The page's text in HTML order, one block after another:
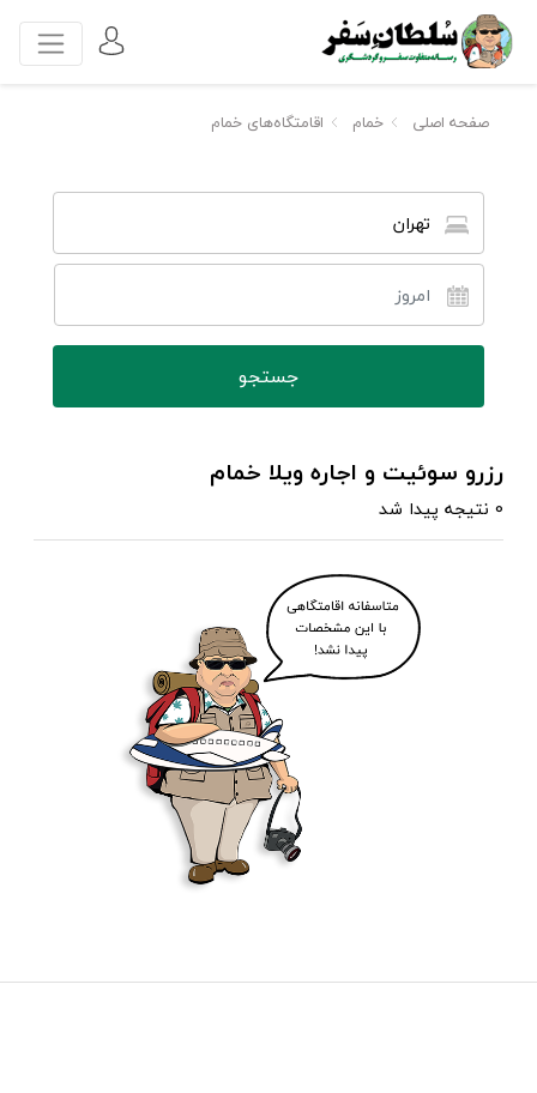
صفحه اصلی خمام اقامتگاه‌های خمام
تهران
رزرو سوئیت و اجاره ویلا خمام
0 نتیجه پیدا شد